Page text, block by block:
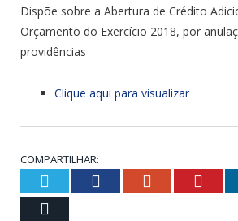
Dispõe sobre a Abertura de Crédito
Orçamento do Exercício 2018, por
providências
Clique aqui para visualizar
COMPARTILHAR:
Twitter Facebook Google+